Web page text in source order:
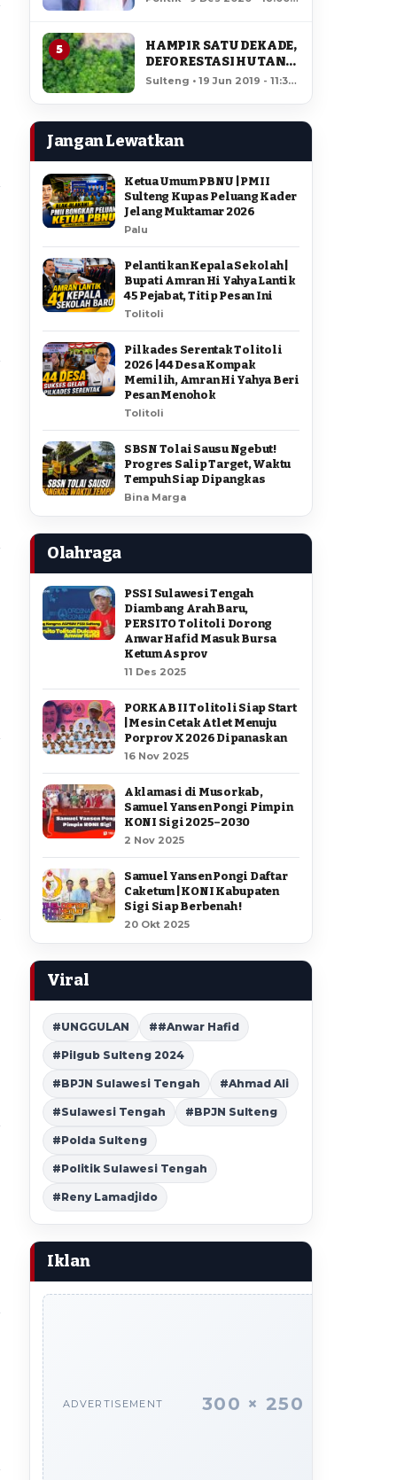
5
HAMPIR SATU DEKADE,
DEFORESTASI HUTAN
LORE LINDU MENCAPAI
Sulteng • 19 Jun 2019 - 11:34
Jangan Lewatkan
Ketua Umum PBNU | PMII
Sulteng Kupas Peluang Kader
Jelang Muktamar 2026
Palu
Pelantikan Kepala Sekolah |
Bupati Amran Hi Yahya Lantik
45 Pejabat, Titip Pesan Ini
Tolitoli
Pilkades Serentak Tolitoli
2026 | 44 Desa Kompak
Memilih, Amran Hi Yahya Beri
Pesan Menohok
Tolitoli
SBSN Tolai Sausu Ngebut!
Progres Salip Target, Waktu
Tempuh Siap Dipangkas
Bina Marga
Olahraga
PSSI Sulawesi Tengah
Diambang Arah Baru,
PERSITO Tolitoli Dorong
Anwar Hafid Masuk Bursa
Ketum Asprov
11 Des 2025
PORKAB II Tolitoli Siap Start
| Mesin Cetak Atlet Menuju
Porprov X 2026 Dipanaskan
16 Nov 2025
Aklamasi di Musorkab,
Samuel Yansen Pongi Pimpin
KONI Sigi 2025–2030
2 Nov 2025
Samuel Yansen Pongi Daftar
Caketum | KONI Kabupaten
Sigi Siap Berbenah !
20 Okt 2025
Viral
#UNGGULAN ##Anwar Hafid
#Pilgub Sulteng 2024
#BPJN Sulawesi Tengah #Ahmad Ali
#Sulawesi Tengah #BPJN Sulteng
#Polda Sulteng
#Politik Sulawesi Tengah
#Reny Lamadjido
Iklan
ADVERTISEMENT 300 × 250